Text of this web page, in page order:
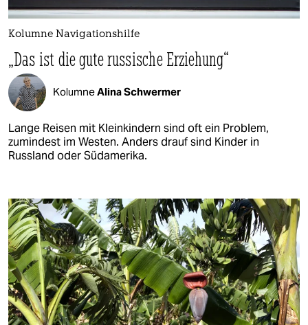
Kolumne Navigationshilfe
„Das ist die gute russische Erziehung“
KolumneAlina Schwermer
Lange Reisen mit Kleinkindern sind oft ein Problem,
zumindest im Westen. Anders drauf sind Kinder in
Russland oder Südamerika.